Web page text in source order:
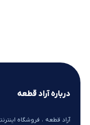
درباره آراد قطعه
آراد قطعه ، فروشگاه